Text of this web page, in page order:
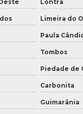
Lontra
Limeira do
Paula
Tombos
Piedade de
Carbonita
Guimarânia